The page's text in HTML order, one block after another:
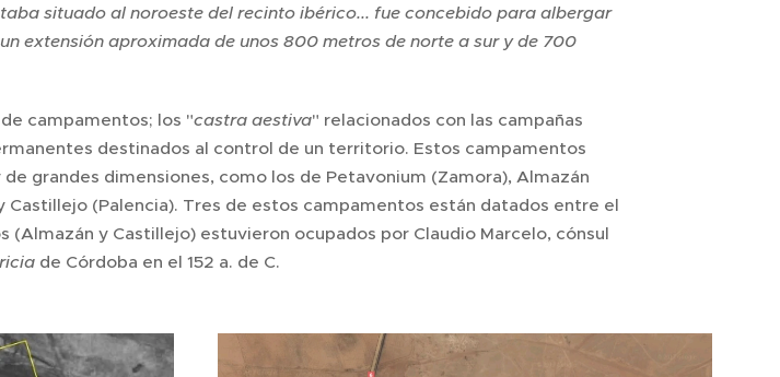
situado al noroeste del recinto ibérico... fue concebido para albergar
extensión aproximada de unos 800 metros de norte a sur y de 700
campamentos; los "castra aestiva" relacionados con las campañas
destinados al control de un territorio. Estos campamentos
grandes dimensiones, como los de Petavonium (Zamora), Almazán
Castillejo (Palencia). Tres de estos campamentos están datados entre el
(Almazán y Castillejo) estuvieron ocupados por Claudio Marcelo, cónsul
de Córdoba en el 152 a. de C.